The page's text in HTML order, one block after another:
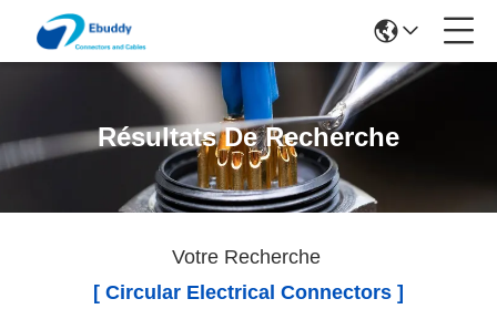
Résultats De Recherche
Votre Recherche
[ Circular Electrical Connectors ]